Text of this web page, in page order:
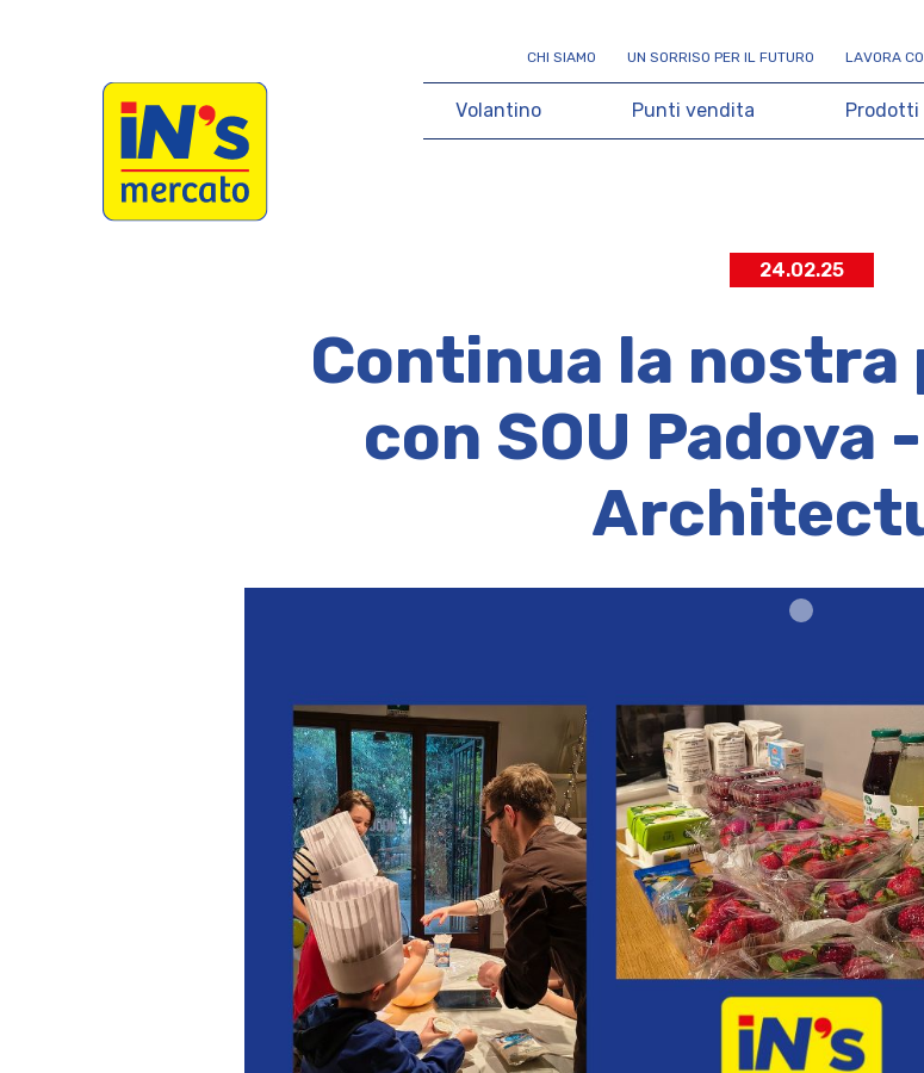
iN's Mercato
CHI SIAMO UN SORRISO PER IL FUTURO LAVORA CO
Volantino Punti vendita Prodotti
24.02.25
Continua la
con SOU Padova